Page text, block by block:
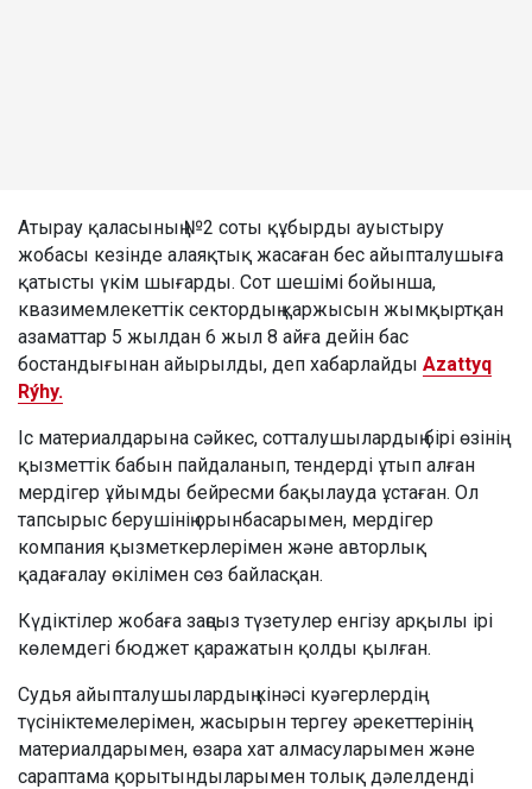
Атырау қаласының №2 соты құбырды ауыстыру
жобасы кезінде алаяқтық жасаған бес айыпталушыға
қатысты үкім шығарды. Сот шешімі бойынша,
квазимемлекеттік сектордың қаржысын жымқыртқан
азаматтар 5 жылдан 6 жыл 8 айға дейін бас
бостандығынан айырылды, деп хабарлайды Azattyq
Rýhy.
Іс материалдарына сәйкес, сотталушылардың бірі өзінің
қызметтік бабын пайдаланып, тендерді ұтып алған
мердігер ұйымды бейресми бақылауда ұстаған. Ол
тапсырыс берушінің орынбасарымен, мердігер
компания қызметкерлерімен және авторлық
қадағалау өкілімен сөз байласқан.
Күдіктілер жобаға заңсыз түзетулер енгізу арқылы ірі
көлемдегі бюджет қаражатын қолды қылған.
Судья айыпталушылардың кінәсі куәгерлердің
түсініктемелерімен, жасырын тергеу әрекеттерінің
материалдарымен, өзара хат алмасуларымен және
сараптама қорытындыларымен толық дәлелденді